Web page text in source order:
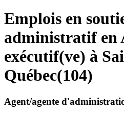
Emplois en
administratif en
exécutif(ve) à
Québec(104)
Agent/agente